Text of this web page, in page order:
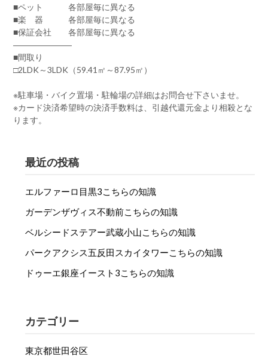
■ペット 各部屋毎に異なる
■楽 器 各部屋毎に異なる
■保証会社 各部屋毎に異なる
―――――――
■間取り
□2LDK～3LDK（59.41㎡～87.95㎡）
※駐車場・バイク置場・駐輪場の詳細はお問合せ下さいませ。
※カード決済希望時の決済手数料は、引越代還元金より相殺とな
ります。
最近の投稿
エルファーロ目黒3こちらの知識
ガーデンザヴィス不動前こちらの知識
ベルシードステアー武蔵小山こちらの知識
パークアクシス五反田スカイタワーこちらの知識
ドゥーエ銀座イースト3こちらの知識
カテゴリー
東京都世田谷区